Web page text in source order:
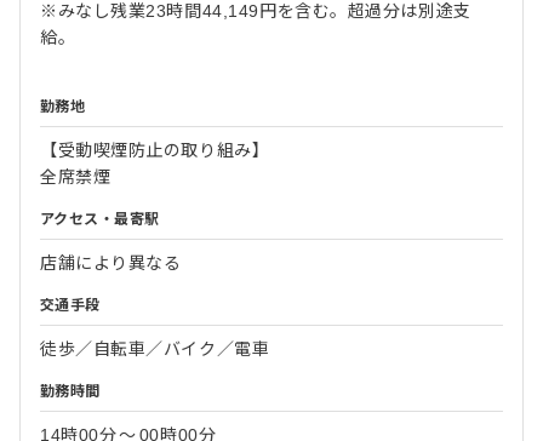
※みなし残業23時間44,149円を含む。超過分は別途支
給。
勤務地
【受動喫煙防止の取り組み】
全席禁煙
アクセス・最寄駅
店舗により異なる
交通手段
徒歩／自転車／バイク／電車
勤務時間
14時00分〜00時00分